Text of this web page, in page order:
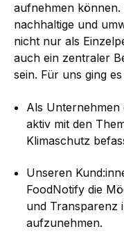
aufnehmen
nachhaltige und
nicht nur als
auch ein zentraler
sein. Für uns ging
Als Unternehmen
aktiv mit den
Klimaschutz
Unseren
FoodNotify die
und Transparenz
aufzunehmen.